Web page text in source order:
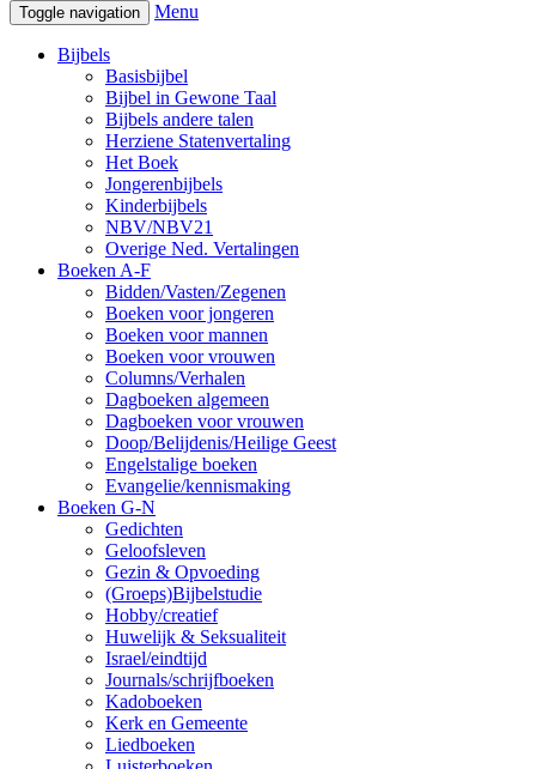
Toggle navigation Menu
Bijbels
Basisbijbel
Bijbel in Gewone Taal
Bijbels andere talen
Herziene Statenvertaling
Het Boek
Jongerenbijbels
Kinderbijbels
NBV/NBV21
Overige Ned. Vertalingen
Boeken A-F
Bidden/Vasten/Zegenen
Boeken voor jongeren
Boeken voor mannen
Boeken voor vrouwen
Columns/Verhalen
Dagboeken algemeen
Dagboeken voor vrouwen
Doop/Belijdenis/Heilige Geest
Engelstalige boeken
Evangelie/kennismaking
Boeken G-N
Gedichten
Geloofsleven
Gezin & Opvoeding
(Groeps)Bijbelstudie
Hobby/creatief
Huwelijk & Seksualiteit
Israel/eindtijd
Journals/schrijfboeken
Kadoboeken
Kerk en Gemeente
Liedboeken